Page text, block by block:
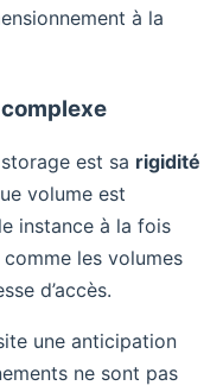
à la
est sa rigidité
volume est
instance à la fois
les volumes
d’accès.
une anticipation
ne sont pas